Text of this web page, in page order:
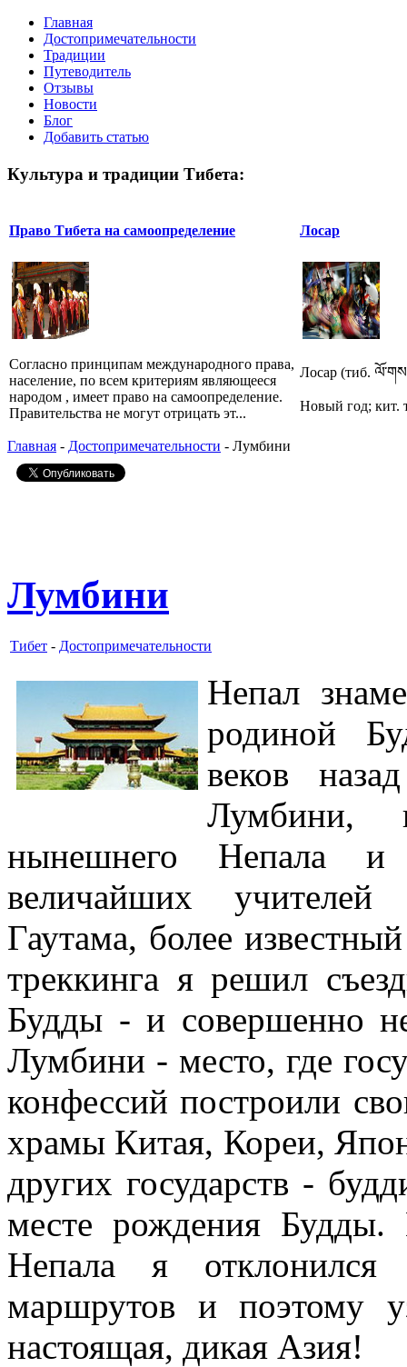
Главная
Достопримечательности
Традиции
Путеводитель
Отзывы
Новости
Блог
Добавить статью
Культура и традиции Тибета:
Право Тибета на самоопределение
Согласно принципам международного права,
население, по всем критериям являющееся
народом , имеет право на самоопределение.
Правительства не могут отрицать эт...
Лосар
Лосар (тиб.
Новый год; кит.
Главная - Достопримечательности - Лумбини
Лумбини
Тибет - Достопримечательности
Непал
родиной
веков
Лумбини,
нынешнего Непала
величайших учителей
Гаутама, более
треккинга я решил
Будды - и совершенно
Лумбини - место, где
конфессий построили
храмы Китая, Кореи,
других государств -
месте рождения
Непала я отклонился
маршрутов и поэтому
настоящая, дикая Азия!